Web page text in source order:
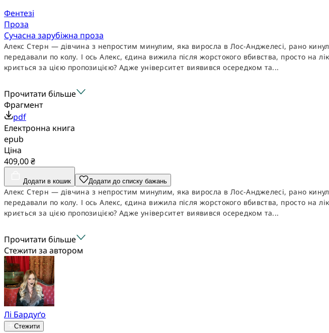
Фентезі
Проза
Сучасна зарубіжна проза
Алекс Стерн — дівчина з непростим минулим, яка виросла в Лос-Анджелесі, рано
передавали по колу. І ось Алекс, єдина вижила після жорстокого вбивства, просто на
криється за цією пропозицією? Адже університет виявився осередком та...
Прочитати більше
Фрагмент
pdf
Електронна книга
epub
Ціна
409,00 ₴
Додати в кошик Додати до списку бажань
Алекс Стерн — дівчина з непростим минулим, яка виросла в Лос-Анджелесі, рано
передавали по колу. І ось Алекс, єдина вижила після жорстокого вбивства, просто на
криється за цією пропозицією? Адже університет виявився осередком та...
Прочитати більше
Стежити за автором
Лі Бардуґо
Стежити